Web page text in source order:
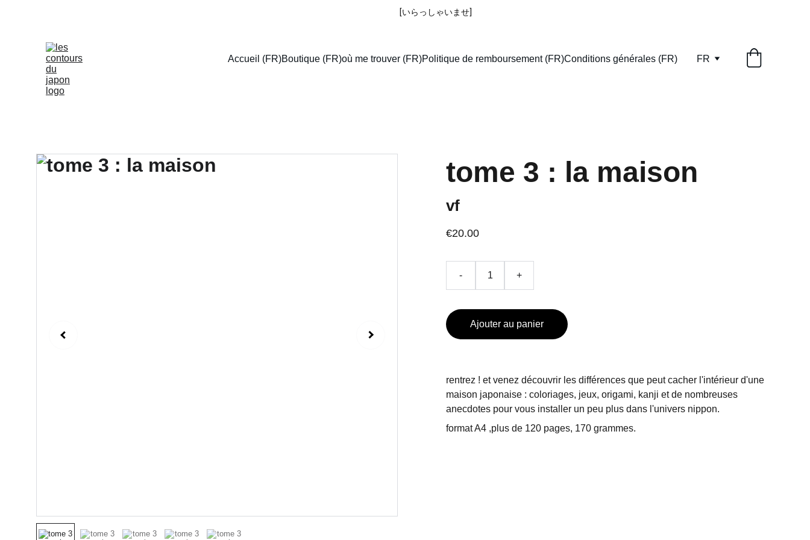
[いらっしゃいませ]
Accueil (FR)Boutique (FR)où me trouver (FR)Politique de remboursement (FR)Conditions générales (FR) FR
tome 3 : la maison
vf
€20.00
- +
Ajouter au panier
rentrez ! et venez découvrir les différences que peut cacher l'intérieur d'une
maison japonaise : coloriages, jeux, origami, kanji et de nombreuses
anecdotes pour vous installer un peu plus dans l'univers nippon.
format A4 ,plus de 120 pages, 170 grammes.